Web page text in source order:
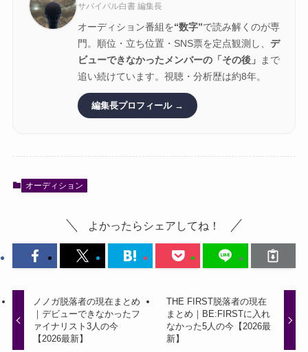
サバイバル白書 編集長
オーディション番組を“数字”で読み解くのが専
門。順位・立ち位置・SNS票を定点観測し、 デ
ビューできなかったメンバーの「その後」
まで
追い続けています。視聴・分析歴は約8年。
編集長プロフィール →
オーディション
よかったらシェアしてね！
ノノガ脱落者の現在まとめ
｜デビューできなかったフ
ァイナリスト3人の今
【2026最新】
THE FIRST脱落者の現在
まとめ｜BE:FIRSTに入れ
なかった5人の今【2026最
新】